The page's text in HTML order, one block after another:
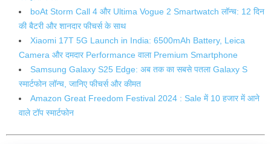
boAt Storm Call 4 और Ultima Vogue 2 Smartwatch लॉन्च: 12 दिन
की बैटरी और शानदार फीचर्स के साथ
Xiaomi 17T 5G Launch in India: 6500mAh Battery, Leica
Camera और दमदार Performance वाला Premium Smartphone
Samsung Galaxy S25 Edge: अब तक का सबसे पतला Galaxy S
स्मार्टफोन लॉन्च, जानिए फीचर्स और कीमत
Amazon Great Freedom Festival 2024 : Sale में 10 हजार में आने
वाले टॉप स्मार्टफोन